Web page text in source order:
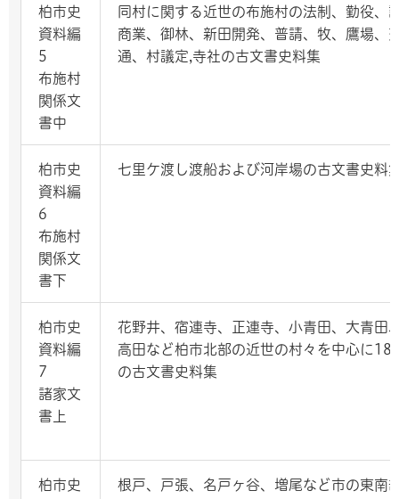
柏市史
資料編
5
布施村
関係文
書中
同村に関する近世の布施村の法制、勤役、
商業、御林、新田開発、普請、牧、鷹場、
通、村議定,寺社の古文書史料集
柏市史
資料編
6
布施村
関係文
書下
七里ケ渡し渡船および河岸場の古文書史料
柏市史
資料編
7
諸家文
書上
花野井、宿連寺、正連寺、小青田、大青田
高田など柏市北部の近世の村々を中心に18
の古文書史料集
柏市史
根戸、戸張、名戸ヶ谷、増尾など市の東南